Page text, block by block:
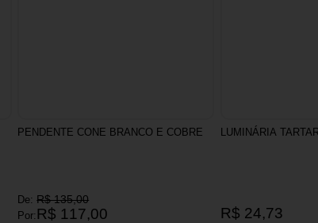
PENDENTE CONE BRANCO E COBRE
De: R$ 135,00
Por: R$ 117,00
LUMINÁRIA
R$ 24,73